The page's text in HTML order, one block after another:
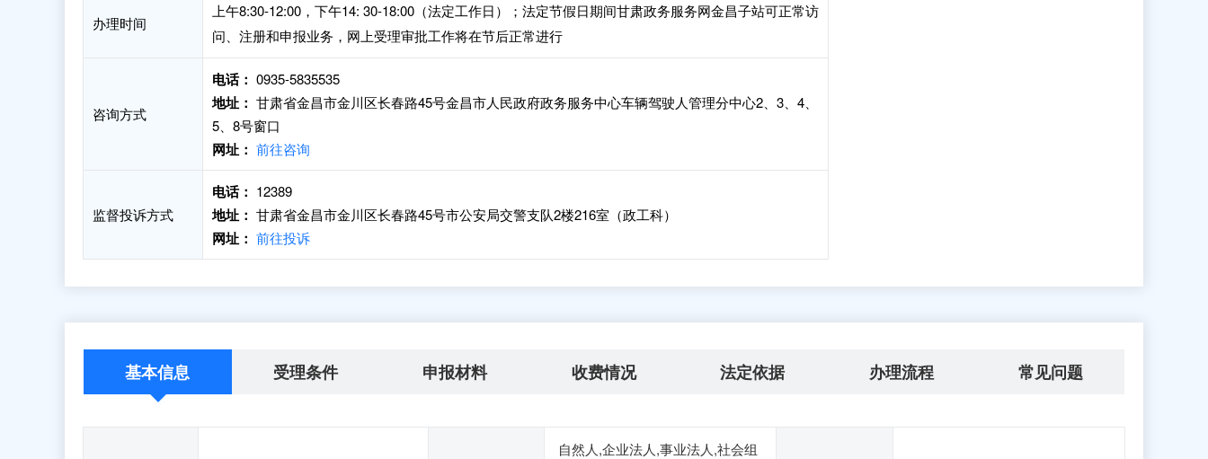
办理时间
上午8:30-12:00，下午14: 30-18:00（法定工作日）；法定节假日期间甘肃政务服务网金昌子站可正常访
问、注册和申报业务，网上受理审批工作将在节后正常进行
咨询方式
电话： 0935-5835535
地址： 甘肃省金昌市金川区长春路45号金昌市人民政府政务服务中心车辆驾驶人管理分中心2、3、4、
5、8号窗口
网址： 前往咨询
监督投诉方式
电话： 12389
地址： 甘肃省金昌市金川区长春路45号市公安局交警支队2楼216室（政工科）
网址： 前往投诉
基本信息 受理条件 申报材料 收费情况 法定依据 办理流程 常见问题
自然人,企业法人,事业法人,社会组